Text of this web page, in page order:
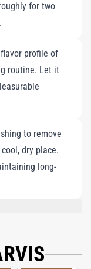
bakterie jamy
codzienną rutynę
for two
profile of
routine. Let it
to remove
dry place.
long-